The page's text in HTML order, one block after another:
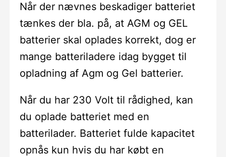
Når der nævnes beskadiger batteriet
tænkes der bla. på, at AGM og GEL
batterier skal oplades korrekt, dog er
mange batteriladere idag bygget til
opladning af Agm og Gel batterier.
Når du har 230 Volt til rådighed, kan
du oplade batteriet med en
batterilader. Batteriet fulde kapacitet
opnås kun hvis du har købt en